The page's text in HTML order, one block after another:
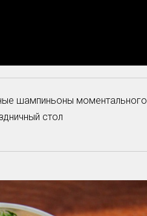
шампиньоны моментального
стол